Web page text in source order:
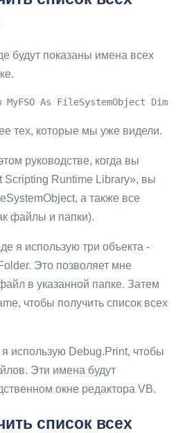
будут показаны имена всех
MyFSO As FileSystemObject
тех, которые мы уже видели.
руководстве, когда вы
Scripting Runtime Library», вы
а также все
файлы и папки).
я использую три объекта -
Это позволяет мне
в указанной папке. Затем
чтобы получить список всех
использую Debug.Print, чтобы
Эти имена будут
окне редактора VB.
список всех